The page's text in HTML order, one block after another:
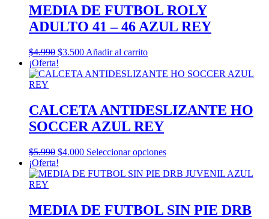
MEDIA DE FUTBOL ROLY
ADULTO 41 – 46 AZUL REY
$4.990 El
precio
original
$3.500El
actual
Añadir al carrito
¡Oferta!
CALCETA ANTIDESLIZANTE HO
SOCCER AZUL REY
$5.990 El
precio
original
$4.000El
actual
Seleccionar opcionesEste
tiene
Las
opciones
¡Oferta!
MEDIA DE FUTBOL SIN PIE DRB